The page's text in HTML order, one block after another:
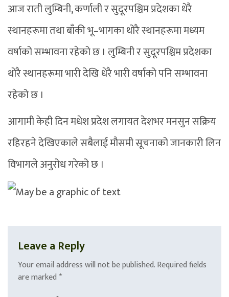
आज राती लुम्बिनी, कर्णाली र सुदूरपश्चिम प्रदेशका धेरै
स्थानहरूमा तथा बाँकी भू–भागका थोरै स्थानहरूमा मध्यम
वर्षाको सम्भावना रहेको छ । लुम्बिनी र सुदूरपश्चिम प्रदेशका
थोरै स्थानहरूमा भारी देखि धेरै भारी वर्षाको पनि सम्भावना
रहेको छ ।
आगामी केही दिन मधेश प्रदेश लगायत देशभर मनसुन सक्रिय
रहिरहने देखिएकाले सबैलाई मौसमी सूचनाको जानकारी लिन
विभागले अनुरोध गरेको छ ।
Leave a Reply
Your email address will not be published.Required fields
are marked *